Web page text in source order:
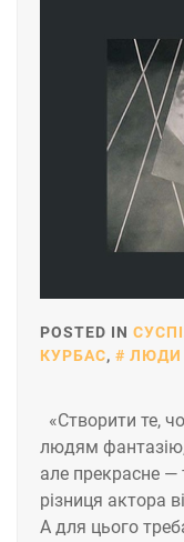
POSTED IN
КУРБАС, ЛЮДИ
«Створити те,
людям фантазію,
але прекрасне
різниця актора
А для цього